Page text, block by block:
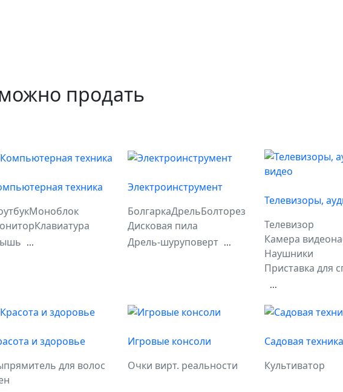
продать
техника
Моноблок
Клавиатура
...
Электроинструмент
БолгаркаДрельБолторез
Дисковая пила
Дрель-шуруповерт ...
Телевизоры,
Телевизор
Камера
Наушники
Приставка для
...
и здоровье
для волос
Игровые консоли
Очки вирт. реальности
Садовая техника
Культиватор